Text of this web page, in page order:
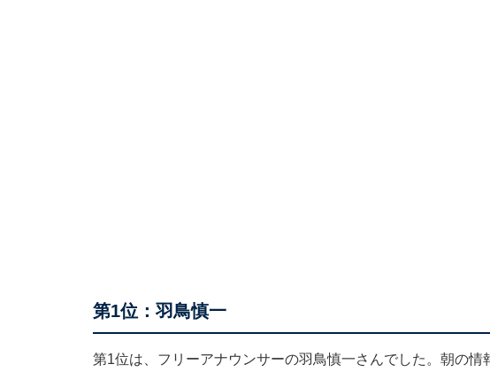
第1位：羽鳥慎一
第1位は、フリーアナウンサーの羽鳥慎一さんでした。朝の情